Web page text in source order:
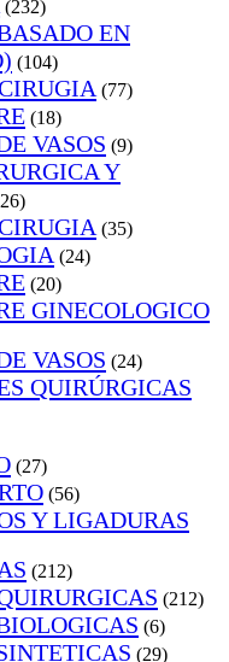
(232)
EN
(104)
(77)
(18)
VASOS (9)
Y
(35)
(24)
(20)
GINECOLOGICO
VASOS (24)
QUIRÚRGICAS
(27)
(56)
Y LIGADURAS
(212)
(212)
(6)
(29)